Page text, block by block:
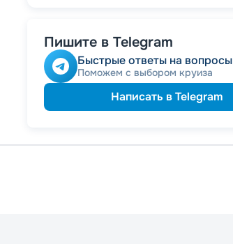
Пишите в Telegram
Быстрые ответы на вопросы
Поможем с выбором круиза
Написать в Telegram